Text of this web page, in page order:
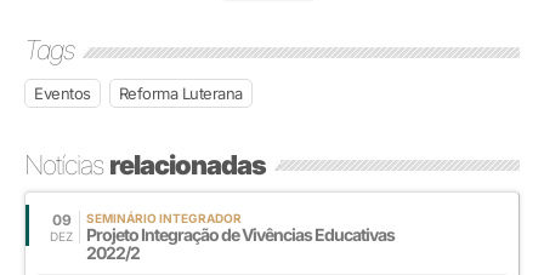
Tags
Eventos Reforma Luterana
Notíciasrelacionadas
09
DEZ
SEMINÁRIO INTEGRADOR
Projeto Integração de Vivências Educativas
2022/2